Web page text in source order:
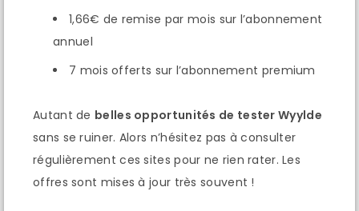
1,66€ de remise par mois sur l’abonnement
annuel
7 mois offerts sur l’abonnement premium
Autant de belles opportunités de tester Wyylde
sans se ruiner. Alors n’hésitez pas à consulter
régulièrement ces sites pour ne rien rater. Les
offres sont mises à jour très souvent !